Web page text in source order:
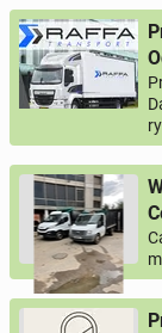
Imię i
Twój email
Twój telefon